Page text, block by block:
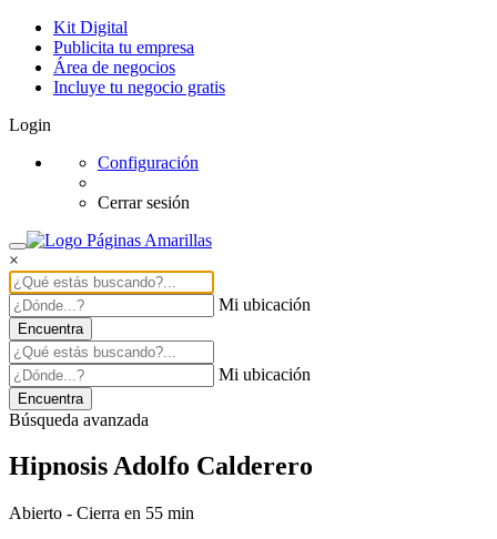
Kit Digital
Publicita tu empresa
Área de negocios
Incluye tu negocio gratis
Login
Configuración
Cerrar sesión
×
Mi ubicación
Encuentra
Mi ubicación
Encuentra
Búsqueda avanzada
Hipnosis Adolfo Calderero
Abierto - Cierra en 55 min